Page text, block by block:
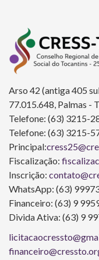
Arso 42 (antiga 405
77.015.648, Palmas -
Telefone: (63) 3215-
Telefone: (63) 3215-
Principal:
Fiscalização:
Inscrição:
WhatsApp: (63)
Financeiro: (63) 9
Divida Ativa: (63) 9